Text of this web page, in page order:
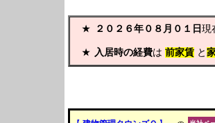
★ ２０２６年０８月０１日 現
★ 入居時の経費は 前家賃と